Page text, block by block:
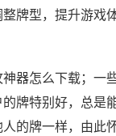
牌型，提升游戏
器怎么下载；一
牌特别好，总是
的牌一样，由此